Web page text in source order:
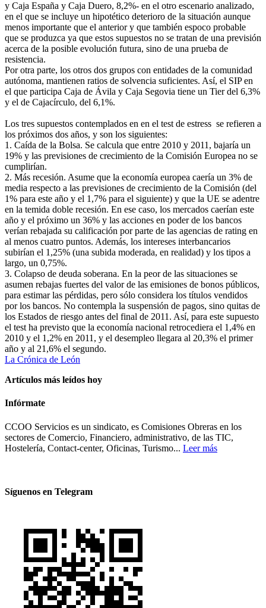
y Caja España y Caja Duero, 8,2%- en el otro escenario analizado,
en el que se incluye un hipotético deterioro de la situación aunque
menos importante que el anterior y que también espoco probable
que se produzca ya que estos supuestos no se tratan de una previsión
acerca de la posible evolución futura, sino de una prueba de
resistencia.
Por otra parte, los otros dos grupos con entidades de la comunidad
autónoma, mantienen ratios de solvencia suficientes. Así, el SIP en
el que participa Caja de Ávila y Caja Segovia tiene un Tier del 6,3%
y el de Cajacírculo, del 6,1%.
Los tres supuestos contemplados en en el test de estress se refieren a
los próximos dos años, y son los siguientes:
1. Caída de la Bolsa. Se calcula que entre 2010 y 2011, bajaría un
19% y las previsiones de crecimiento de la Comisión Europea no se
cumplirían.
2. Más recesión. Asume que la economía europea caería un 3% de
media respecto a las previsiones de crecimiento de la Comisión (del
1% para este año y el 1,7% para el siguiente) y que la UE se adentre
en la temida doble recesión. En ese caso, los mercados caerían este
año y el próximo un 36% y las acciones en poder de los bancos
verían rebajada su calificación por parte de las agencias de rating en
al menos cuatro puntos. Además, los intereses interbancarios
subirían el 1,25% (una subida moderada, en realidad) y los tipos a
largo, un 0,75%.
3. Colapso de deuda soberana. En la peor de las situaciones se
asumen rebajas fuertes del valor de las emisiones de bonos públicos,
para estimar las pérdidas, pero sólo considera los títulos vendidos
por los bancos. No contempla la suspensión de pagos, sino quitas de
los Estados de riesgo antes del final de 2011. Así, para este supuesto
el test ha previsto que la economía nacional retrocediera el 1,4% en
2010 y el 1,2% en 2011, y el desempleo llegara al 20,3% el primer
año y al 21,6% el segundo.
La Crónica de León
Artículos más leídos hoy
Infórmate
CCOO Servicios es un sindicato, es Comisiones Obreras en los
sectores de Comercio, Financiero, administrativo, de las TIC,
Hostelería, Contact-center, Oficinas, Turismo... Leer más
Síguenos en Telegram